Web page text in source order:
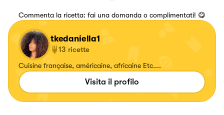
Commenta la ricetta: fai una domanda o complimentati! 😋
tkedaniella1
13 ricette
Cuisine française, américaine, africaine Etc....
Visita il profilo